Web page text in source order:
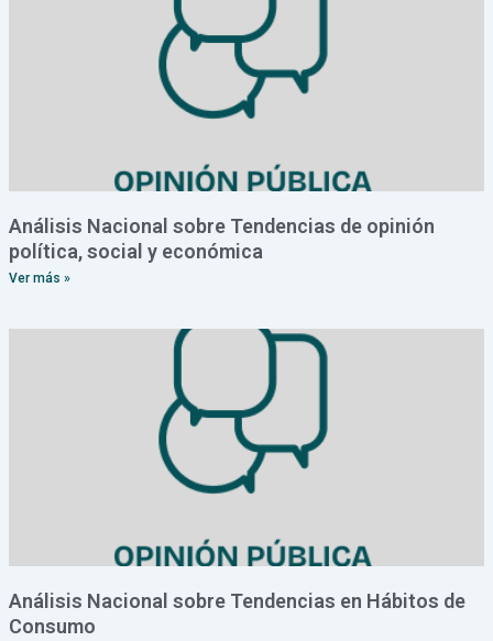
Análisis Nacional sobre Tendencias de opinión
política, social y económica
Ver más »
Análisis Nacional sobre Tendencias en Hábitos de
Consumo